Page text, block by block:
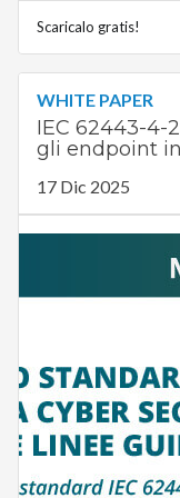
Scaricalo gratis!
WHITE PAPER
IEC 62443-4-
gli endpoint
17 Dic 2025